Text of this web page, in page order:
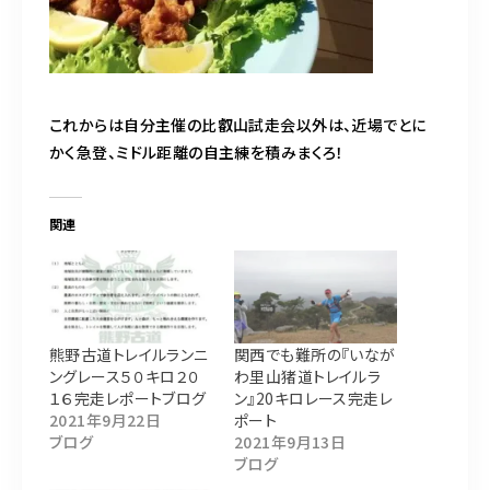
これからは自分主催の比叡山試走会以外は、近場でとに
かく急登、ミドル距離の自主練を積みまくろ！
関連
熊野古道トレイルランニ
ングレース５０キロ２０
１６完走レポートブログ
2021年9月22日
ブログ
関西でも難所の『いなが
わ里山猪道トレイルラ
ン』20キロレース完走レ
ポート
2021年9月13日
ブログ